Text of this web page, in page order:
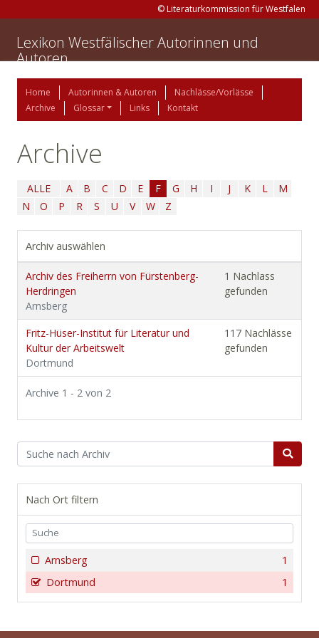
© Literaturkommission für Westfalen
Lexikon Westfälischer Autorinnen und
Autoren
Home Autorinnen & Autoren
Nachlässe/Vorlässe
Archive
Glossar Links Kontakt
Archive
ALLE A B C D E F G H I J K L
M
N
O P R S U V W Z
Archiv auswählen
Archiv des Freiherrn von Fürstenberg-
Herdringen
Arnsberg
1 Nachlass
gefunden
Fritz-Hüser-Institut für Literatur und
Kultur der Arbeitswelt
Dortmund
117 Nachlässe
gefunden
Archive 1 - 2 von 2
Nach Ort filtern
1
Arnsberg
1
Dortmund